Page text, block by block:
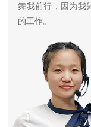
舞我前行，因为我
的工作。